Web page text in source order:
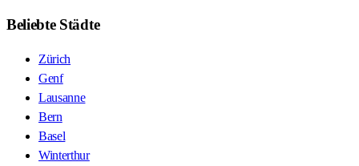
Beliebte Städte
Zürich
Genf
Lausanne
Bern
Basel
Winterthur